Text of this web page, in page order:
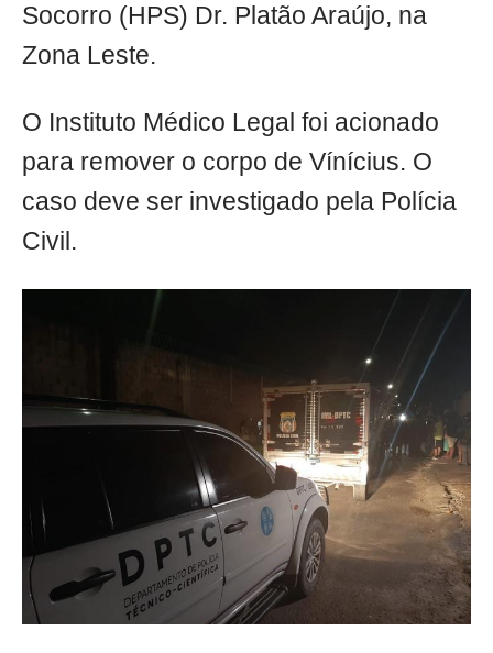
Socorro (HPS) Dr. Platão Araújo, na
Zona Leste.
O Instituto Médico Legal foi acionado
para remover o corpo de Vínícius. O
caso deve ser investigado pela Polícia
Civil.